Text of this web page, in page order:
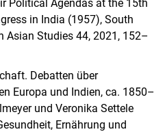
Political Agendas at the 15th
in India (1957), South
Asian Studies 44, 2021, 152–
Debatten über
Europa und Indien, ca. 1850–
und Veronika Settele
Ernährung und